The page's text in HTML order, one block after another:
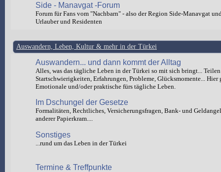
Side - Manavgat -Forum
Forum für Fans vom "Nachbarn" - also der Region Side-Manavgat
Urlauber und Residenten
Auswandern, Leben, Kultur & mehr in der Türkei
Auswandern... und dann kommt der Alltag
Alles, was das tägliche Leben in der Türkei so mit sich bringt...
Startschwierigkeiten, Erfahrungen, Probleme, Glücksmomente... Hier
Emotionale und/oder praktische fürs tägliche Leben.
Im Dschungel der Gesetze
Formalitäten, Rechtliches, Versicherungsfragen, Bank- und
anderer Papierkram....
Sonstiges
...rund um das Leben in der Türkei
Termine & Treffpunkte